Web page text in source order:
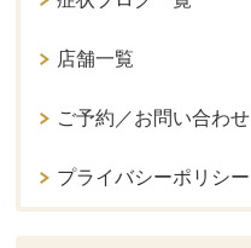
店舗一覧
ご予約／お問い合わせ
プライバシーポリシー